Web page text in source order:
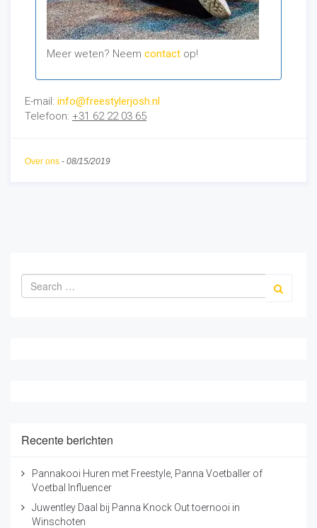
Meer weten? Neem contact op!
E-mail: info@freestylerjosh.nl
Telefoon: +31 62 22 03 65
Over ons - 08/15/2019
Recente berichten
Pannakooi Huren met Freestyle, Panna Voetballer of
Voetbal Influencer
Juwentley Daal bij Panna Knock Out toernooi in
Winschoten